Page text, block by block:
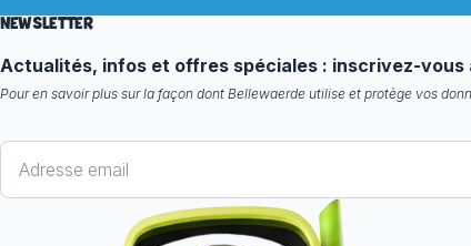
NEWSLETTER
Actualités, infos et offres spéciales : inscrivez-vous
Pour en savoir plus sur la façon dont Bellewaerde utilise et protège vos